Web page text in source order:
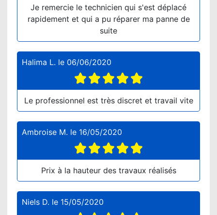
Je remercie le technicien qui s'est déplacé
rapidement et qui a pu réparer ma panne de
suite
Halima L. le 06/06/2020
Le professionnel est très discret et travail vite
Ambroise M. le 16/05/2020
Prix à la hauteur des travaux réalisés
Niels D. le 15/05/2020